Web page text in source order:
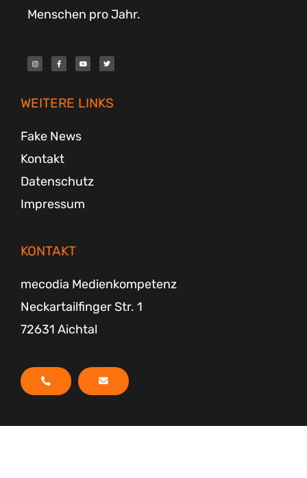
Menschen pro Jahr.
I
n
s
a
m
F
a
c
k
-
Y
o
u
T
w
i
WEITERE LINKS
Fake News
Kontakt
Datenschutz
Impressum
KONTAKT
mecodia Medienkompetenz
Neckartailfinger Str. 1
72631 Aichtal